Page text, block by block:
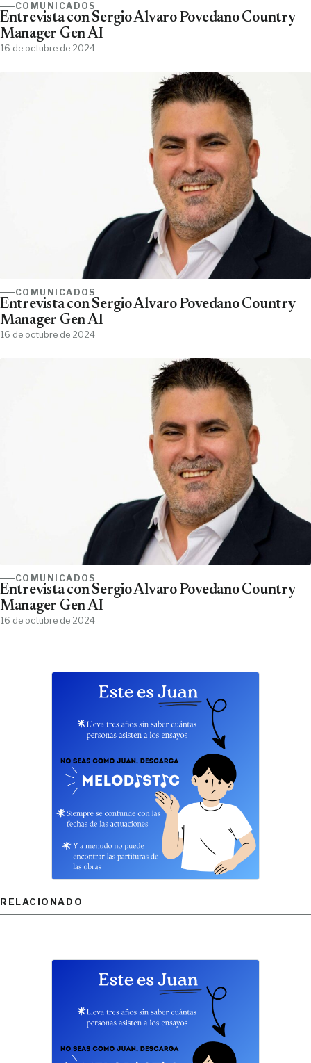
COMUNICADOS
Entrevista con Sergio Álvaro Povedano Country
Manager Gen AI
16 de octubre de 2024
COMUNICADOS
Entrevista con Sergio Álvaro Povedano Country
Manager Gen AI
16 de octubre de 2024
COMUNICADOS
Entrevista con Sergio Álvaro Povedano Country
Manager Gen AI
16 de octubre de 2024
RELACIONADO